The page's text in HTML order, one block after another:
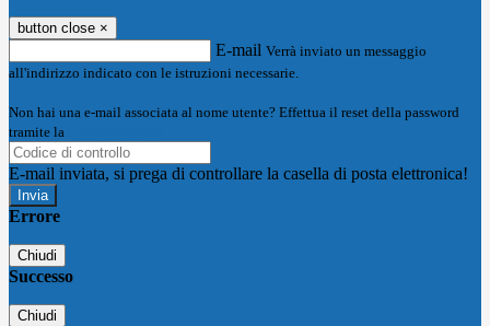
button close ×
E-mail Verrà inviato un messaggio
all'indirizzo indicato con le istruzioni necessarie.
Non hai una e-mail associata al nome utente? Effettua il reset della password
tramite la
E-mail inviata, si prega di controllare la casella di posta elettronica!
Errore
Chiudi
Successo
Chiudi